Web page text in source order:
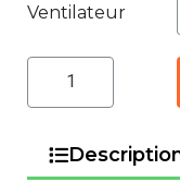
Ventilateur